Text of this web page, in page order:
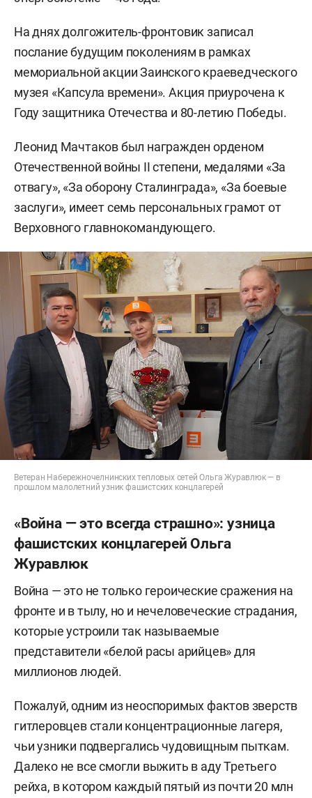
На днях долгожитель-фронтовик записал
послание будущим поколениям в рамках
мемориальной акции Заинского краеведческого
музея «Капсула времени». Акция приурочена к
Году защитника Отечества и 80-летию Победы.
Леонид Мачтаков был награжден орденом
Отечественной войны II степени, медалями «За
отвагу», «За оборону Сталинграда», «За боевые
заслуги», имеет семь персональных грамот от
Верховного главнокомандующего.
Ветеран Набережночелнинских тепловых сетей Ольга Журавлюк — в
прошлом малолетний узник фашистских концлагерей
«Война — это всегда страшно»: узница
фашистских концлагерей Ольга
Журавлюк
Война — это не только героические сражения на
фронте и в тылу, но и нечеловеческие страдания,
которые устроили так называемые
представители «белой расы арийцев» для
миллионов людей.
Пожалуй, одним из неоспоримых фактов зверств
гитлеровцев стали концентрационные лагеря,
чьи узники подвергались чудовищным пыткам.
Далеко не все смогли выжить в аду Третьего
рейха, в котором каждый пятый из почти 20 млн